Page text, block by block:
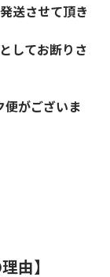
送させて頂き
してお断りさ
便がございま
由】